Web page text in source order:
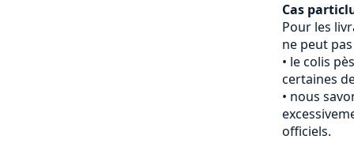
Cas
Pour les
ne peut
le colis
certaines
nous
officiels.